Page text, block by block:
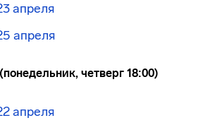
апреля
апреля
четверг 18:00)
апреля